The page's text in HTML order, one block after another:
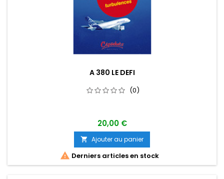
A 380 LE DEFI
(0)
20,00 €
 Ajouter au panier
 Derniers articles en stock